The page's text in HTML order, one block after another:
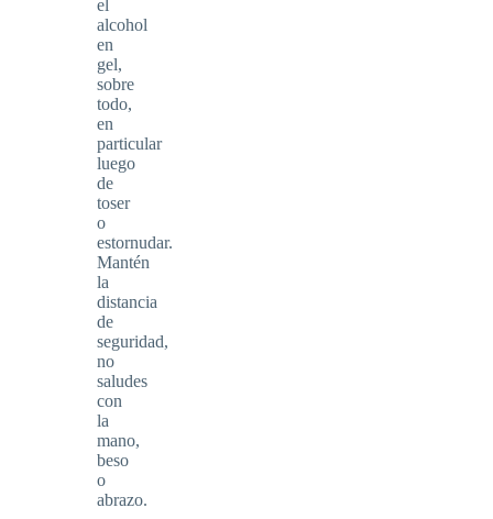
el
alcohol
en
gel,
sobre
todo,
en
particular
luego
de
toser
o
estornudar.
Mantén
la
distancia
de
seguridad,
no
saludes
con
la
mano,
beso
o
abrazo.